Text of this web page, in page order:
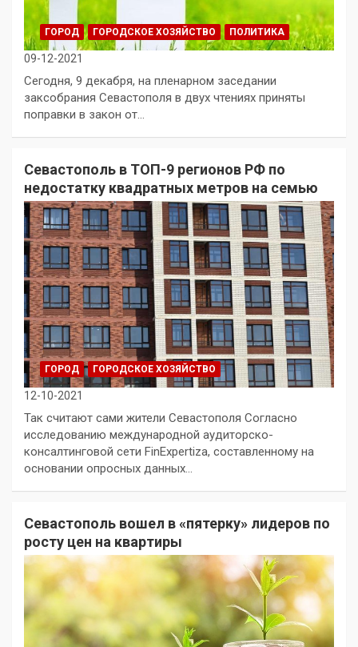
ГОРОД ГОРОДСКОЕ ХОЗЯЙСТВО ПОЛИТИКА
09-12-2021
Сегодня, 9 декабря, на пленарном заседании
заксобрания Севастополя в двух чтениях приняты
поправки в закон от…
Севастополь в ТОП-9 регионов РФ по
недостатку квадратных метров на семью
ГОРОД ГОРОДСКОЕ ХОЗЯЙСТВО
12-10-2021
Так считают сами жители Севастополя Согласно
исследованию международной аудиторско-
консалтинговой сети FinExpertiza, составленному на
основании опросных данных…
Севастополь вошел в «пятерку» лидеров по
росту цен на квартиры